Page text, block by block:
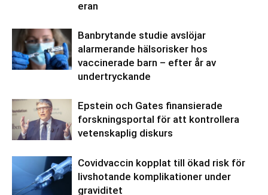
eran
Banbrytande studie avslöjar
alarmerande hälsorisker hos
vaccinerade barn – efter år av
undertryckande
Epstein och Gates finansierade
forskningsportal för att kontrollera
vetenskaplig diskurs
Covidvaccin kopplat till ökad risk för
livshotande komplikationer under
graviditet